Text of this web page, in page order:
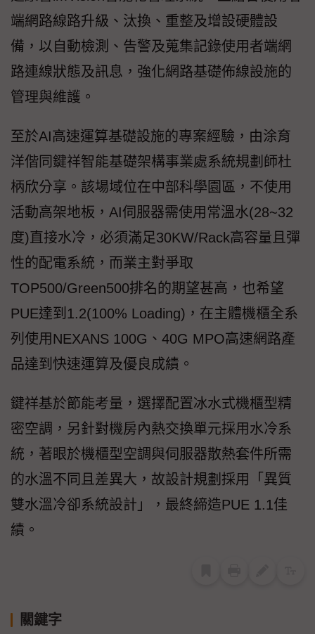
端網路線路升級、汰換、重整及增設硬體設
備，以自動檢測、告警及蒐集記錄使用者端網
路連線狀態及訊息，強化網路基礎佈線設施的
管理與維護。
至於AI高速運算基礎設施的專案經驗，由涂育
洋偕同鍵祥智能基礎架構事業處系統規劃師杜
柄欣分享。該場域位在中部科學園區，不使用
活動高架地板，AI伺服器需使用常溫水(28~32
度)直接水冷，必須滿足30KW/Rack高容量且彈
性的配電系統，而業主對爭取
TOP500/Green500排名的期望甚高，也希望
PUE達到1.2(100% Loading)，在主體機櫃全系
列使用NEXANS 100G、40G MPO高速網路產
品達到快速運算及優良成績。
鍵祥基於節能考量，選擇配置冰水式機櫃型精
密空調，另針對機房內熱交換單元採用水冷系
統，著眼於機櫃型空調與伺服器散熱套件所需
的水溫不同且差異大，故設計規劃採用「異質
雙水溫冷卻系統設計」，最終締造PUE 1.1佳
績。
關鍵字